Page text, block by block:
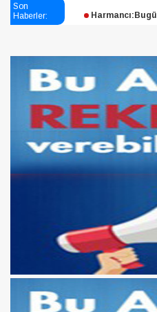
Son
Haberler:
Şampiyon